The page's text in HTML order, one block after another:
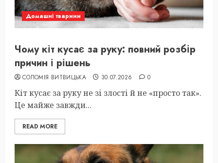
Домашні тварини
Чому кіт кусає за руку: повний розбір
причин і рішень
СОЛОМІЯ ВИТВИЦЬКА 30.07.2026 0
Кіт кусає за руку не зі злості й не «просто так».
Це майже завжди...
READ MORE